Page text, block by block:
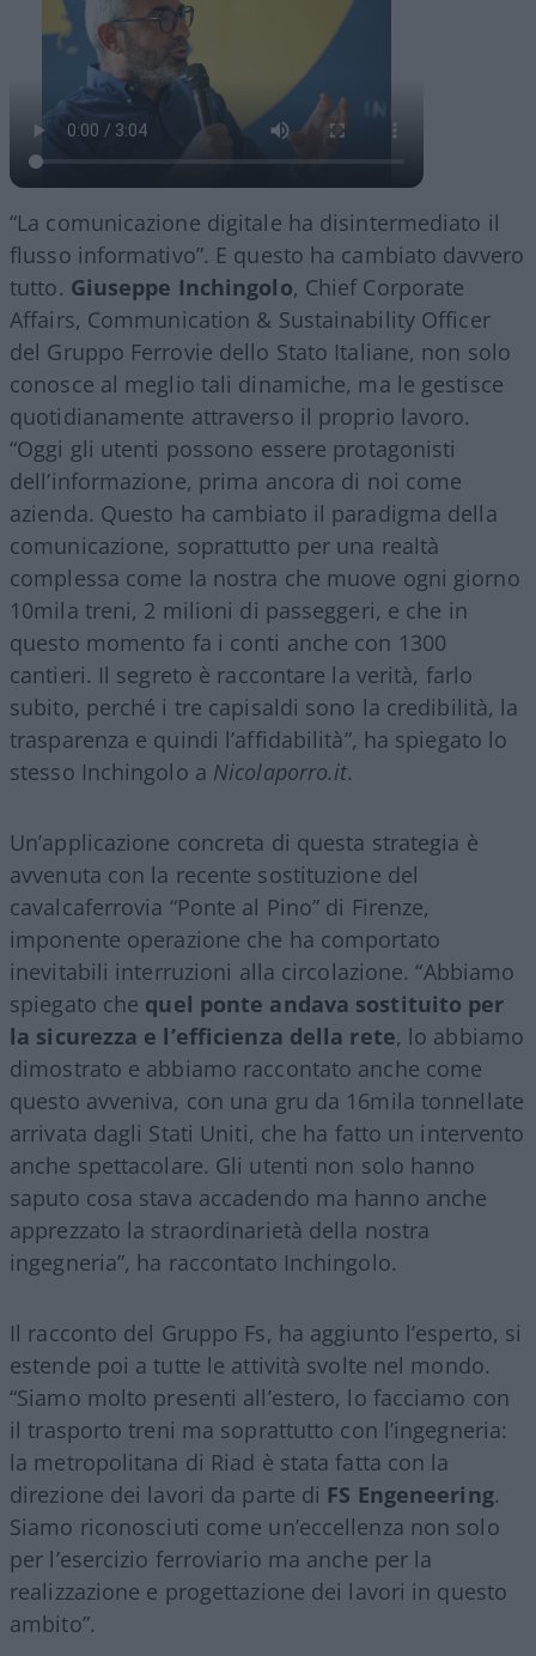
“La comunicazione digitale ha disintermediato il
flusso informativo”. E questo ha cambiato davvero
tutto. Giuseppe Inchingolo, Chief Corporate
Affairs, Communication & Sustainability Officer
del Gruppo Ferrovie dello Stato Italiane, non solo
conosce al meglio tali dinamiche, ma le gestisce
quotidianamente attraverso il proprio lavoro.
“Oggi gli utenti possono essere protagonisti
dell’informazione, prima ancora di noi come
azienda. Questo ha cambiato il paradigma della
comunicazione, soprattutto per una realtà
complessa come la nostra che muove ogni giorno
10mila treni, 2 milioni di passeggeri, e che in
questo momento fa i conti anche con 1300
cantieri. Il segreto è raccontare la verità, farlo
subito, perché i tre capisaldi sono la credibilità, la
trasparenza e quindi l’affidabilità”, ha spiegato lo
stesso Inchingolo a Nicolaporro.it.
Un’applicazione concreta di questa strategia è
avvenuta con la recente sostituzione del
cavalcaferrovia “Ponte al Pino” di Firenze,
imponente operazione che ha comportato
inevitabili interruzioni alla circolazione. “Abbiamo
spiegato che quel ponte andava sostituito per
la sicurezza e l’efficienza della rete, lo abbiamo
dimostrato e abbiamo raccontato anche come
questo avveniva, con una gru da 16mila tonnellate
arrivata dagli Stati Uniti, che ha fatto un intervento
anche spettacolare. Gli utenti non solo hanno
saputo cosa stava accadendo ma hanno anche
apprezzato la straordinarietà della nostra
ingegneria”, ha raccontato Inchingolo.
Il racconto del Gruppo Fs, ha aggiunto l’esperto, si
estende poi a tutte le attività svolte nel mondo.
“Siamo molto presenti all’estero, lo facciamo con
il trasporto treni ma soprattutto con l’ingegneria:
la metropolitana di Riad è stata fatta con la
direzione dei lavori da parte di FS Engeneering.
Siamo riconosciuti come un’eccellenza non solo
per l’esercizio ferroviario ma anche per la
realizzazione e progettazione dei lavori in questo
ambito”.